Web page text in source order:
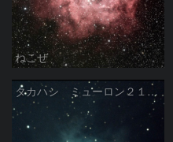
ねこぜ
タカハシ ミューロン２１０ アイリス星雲